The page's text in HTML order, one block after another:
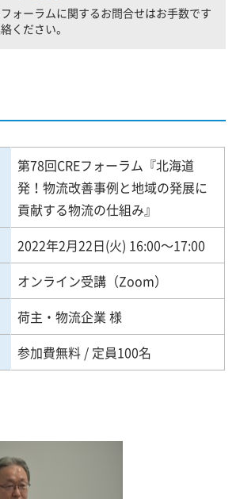
ォーラムに関するお問合せはお手数です
ください。
第78回CREフォーラム『北海道
発！物流改善事例と地域の発展に
貢献する物流の仕組み』
2022年2月22日(火) 16:00～17:00
オンライン受講（Zoom）
荷主・物流企業 様
参加費無料 / 定員100名